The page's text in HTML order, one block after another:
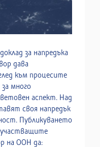
за напредъка
дава
към процесите
много
аспект. Над
своя напредък
Публикуването
участващите
на ООН да: